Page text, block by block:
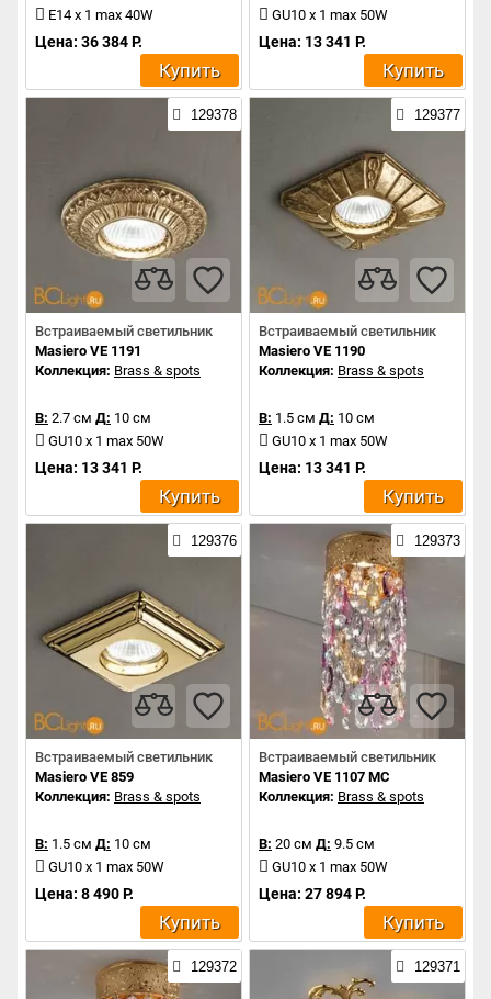
E14 x 1 max 40W
Цена: 36 384 Р.
Купить
GU10 x 1 max 50W
Цена: 13 341 Р.
Купить
129378
Встраиваемый светильник
Masiero VE 1191
Коллекция: Brass & spots
В: 2.7 см Д: 10 см
GU10 x 1 max 50W
Цена: 13 341 Р.
Купить
129377
Встраиваемый светильник
Masiero VE 1190
Коллекция: Brass & spots
В: 1.5 см Д: 10 см
GU10 x 1 max 50W
Цена: 13 341 Р.
Купить
129376
Встраиваемый светильник
Masiero VE 859
Коллекция: Brass & spots
В: 1.5 см Д: 10 см
GU10 x 1 max 50W
Цена: 8 490 Р.
Купить
129373
Встраиваемый светильник
Masiero VE 1107 MC
Коллекция: Brass & spots
В: 20 см Д: 9.5 см
GU10 x 1 max 50W
Цена: 27 894 Р.
Купить
129372 129371